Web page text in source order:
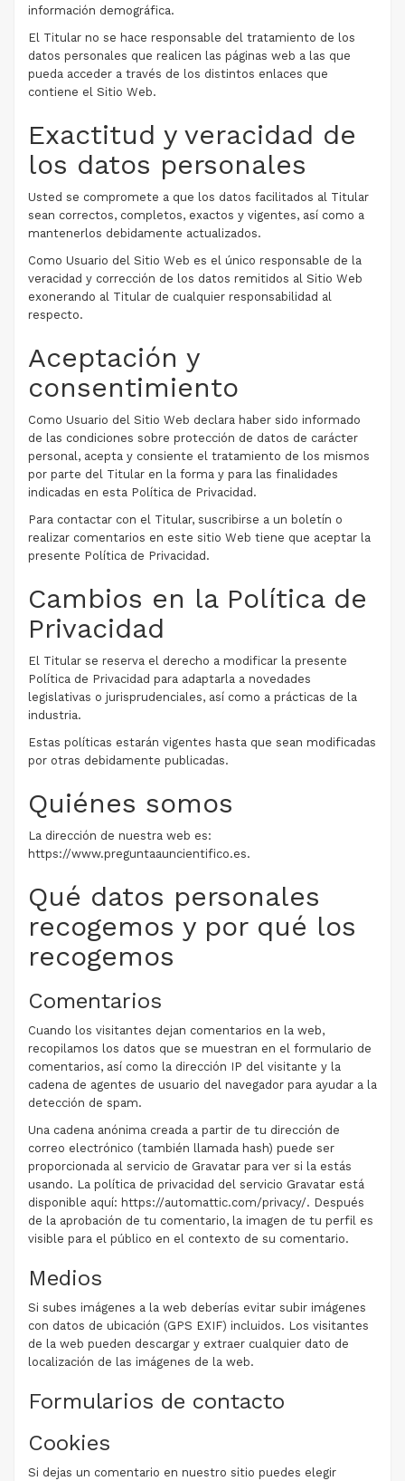
información demográfica.
El Titular no se hace responsable del tratamiento de los
datos personales que realicen las páginas web a las que
pueda acceder a través de los distintos enlaces que
contiene el Sitio Web.
Exactitud y veracidad de
los datos personales
Usted se compromete a que los datos facilitados al Titular
sean correctos, completos, exactos y vigentes, así como a
mantenerlos debidamente actualizados.
Como Usuario del Sitio Web es el único responsable de la
veracidad y corrección de los datos remitidos al Sitio Web
exonerando al Titular de cualquier responsabilidad al
respecto.
Aceptación y
consentimiento
Como Usuario del Sitio Web declara haber sido informado
de las condiciones sobre protección de datos de carácter
personal, acepta y consiente el tratamiento de los mismos
por parte del Titular en la forma y para las finalidades
indicadas en esta Política de Privacidad.
Para contactar con el Titular, suscribirse a un boletín o
realizar comentarios en este sitio Web tiene que aceptar la
presente Política de Privacidad.
Cambios en la Política de
Privacidad
El Titular se reserva el derecho a modificar la presente
Política de Privacidad para adaptarla a novedades
legislativas o jurisprudenciales, así como a prácticas de la
industria.
Estas políticas estarán vigentes hasta que sean modificadas
por otras debidamente publicadas.
Quiénes somos
La dirección de nuestra web es:
https://www.preguntaauncientifico.es.
Qué datos personales
recogemos y por qué los
recogemos
Comentarios
Cuando los visitantes dejan comentarios en la web,
recopilamos los datos que se muestran en el formulario de
comentarios, así como la dirección IP del visitante y la
cadena de agentes de usuario del navegador para ayudar a la
detección de spam.
Una cadena anónima creada a partir de tu dirección de
correo electrónico (también llamada hash) puede ser
proporcionada al servicio de Gravatar para ver si la estás
usando. La política de privacidad del servicio Gravatar está
disponible aquí: https://automattic.com/privacy/. Después
de la aprobación de tu comentario, la imagen de tu perfil es
visible para el público en el contexto de su comentario.
Medios
Si subes imágenes a la web deberías evitar subir imágenes
con datos de ubicación (GPS EXIF) incluidos. Los visitantes
de la web pueden descargar y extraer cualquier dato de
localización de las imágenes de la web.
Formularios de contacto
Cookies
Si dejas un comentario en nuestro sitio puedes elegir